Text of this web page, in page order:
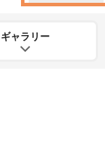
ギャラリー